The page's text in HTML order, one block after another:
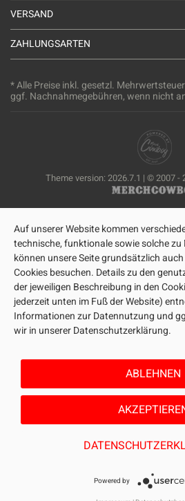
VERSAND
ZAHLUNGSARTEN
* Alle Preise inkl. gesetzl.
ggf. Nachnahmegebühren, wenn nicht
Theme version: 2026.7.1 | © 2007 -
Auf unserer Website kommen
technische, funktionale sowie solche
können unsere Seite grundsätzlich
Cookies besuchen. Details zu den
der jeweiligen Beschreibung in den
jederzeit unten im Fuß der Website)
Informationen zur Datennutzung und
wir in unserer Datenschutzerklärung.
ABLEHNEN
Powered by